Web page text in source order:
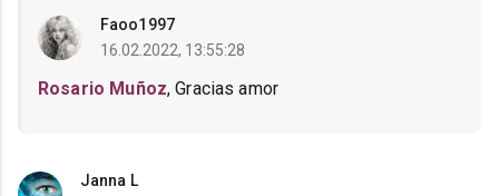
Faoo1997
16.02.2022, 13:55:28
Rosario Muñoz, Gracias amor
Janna L